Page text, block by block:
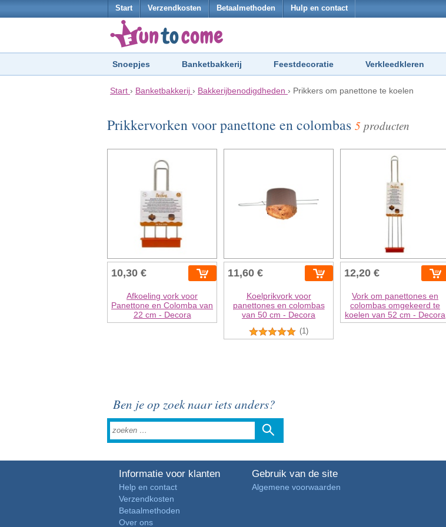
Start Verzendkosten Betaalmethoden Hulp en contact
Snoepjes Banketbakkerij Feestdecoratie Verkleedkleren
Start › Banketbakkerij › Bakkerijbenodigdheden › Prikkers om panettone te koelen
Prikkervorken voor panettone en colombas 5 producten
10,30 €
Afkoeling vork voor
Panettone en Colomba van
22 cm - Decora
11,60 €
Koelprikvork voor
panettones en colombas
van 50 cm - Decora
(1)
12,20 €
Vork om panettones en
colombas omgekeerd te
koelen van 52 cm - Decora
Ben je op zoek naar iets anders?
Informatie voor klanten
Help en contact
Verzendkosten
Betaalmethoden
Over ons
Gebruik van de site
Algemene voorwaarden